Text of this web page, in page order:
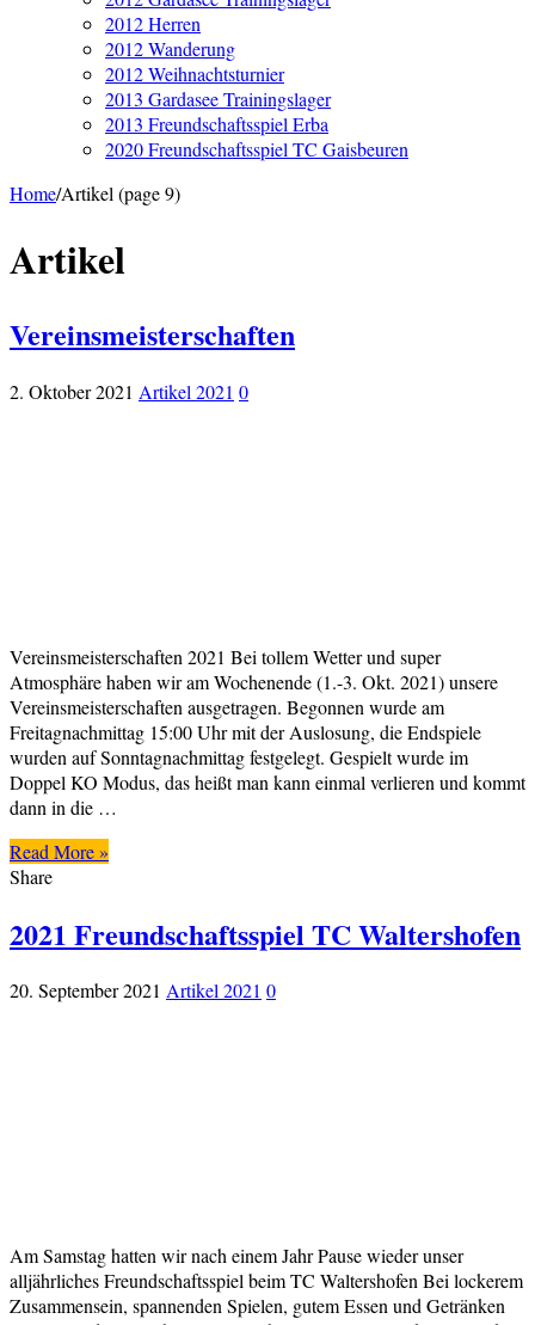
2012 Herren
2012 Wanderung
2012 Weihnachtsturnier
2013 Gardasee Trainingslager
2013 Freundschaftsspiel Erba
2020 Freundschaftsspiel TC Gaisbeuren
Home/Artikel (page 9)
Artikel
Vereinsmeisterschaften
2. Oktober 2021 Artikel 2021 0
Vereinsmeisterschaften 2021 Bei tollem Wetter und super
Atmosphäre haben wir am Wochenende (1.-3. Okt. 2021) unsere
Vereinsmeisterschaften ausgetragen. Begonnen wurde am
Freitagnachmittag 15:00 Uhr mit der Auslosung, die Endspiele
wurden auf Sonntagnachmittag festgelegt. Gespielt wurde im
Doppel KO Modus, das heißt man kann einmal verlieren und kommt
dann in die …
Read More »
Share
2021 Freundschaftsspiel TC Waltershofen
20. September 2021 Artikel 2021 0
Am Samstag hatten wir nach einem Jahr Pause wieder unser
alljährliches Freundschaftsspiel beim TC Waltershofen Bei lockerem
Zusammensein, spannenden Spielen, gutem Essen und Getränken